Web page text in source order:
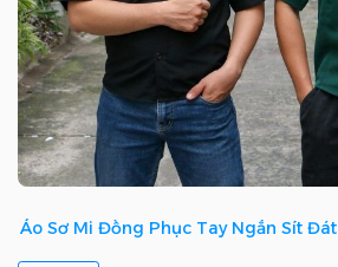
Áo Sơ Mi Đồng Phục Tay Ngắn Sít Đát